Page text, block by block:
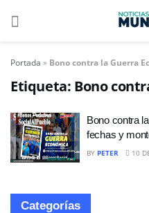
Portada » Bono contra la Guerra
Etiqueta: Bono
Bono contra
fechas y
BY PETER 10
Categorías